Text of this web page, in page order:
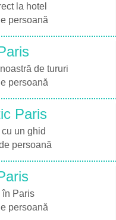
la hotel
persoană
de tururi
persoană
Paris
un ghid
persoană
în Paris
persoană